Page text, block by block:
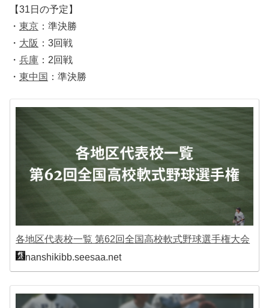
【31日の予定】
・ 東京 ：準決勝
・ 大阪 ：3回戦
・ 兵庫 ：2回戦
・ 東中国 ：準決勝
各地区代表校一覧 第62回全国高校軟式野球選手権大会
nanshikibb.seesaa.net